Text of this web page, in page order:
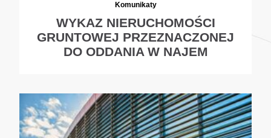
Komunikaty
WYKAZ NIERUCHOMOŚCI
GRUNTOWEJ PRZEZNACZONEJ
DO ODDANIA W NAJEM